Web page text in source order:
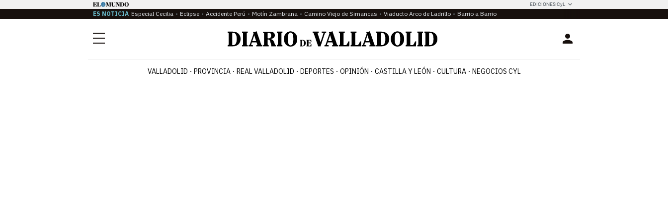
EDICIONES CyL
ES NOTICIA Especial Cecilia Eclipse Accidente Perú Motín Zambrana Camino Viejo de Simancas Viaducto Arco de Ladrillo Barrio a Barrio
Menú Login
VALLADOLID PROVINCIA REAL VALLADOLID DEPORTES OPINIÓN CASTILLA Y LEÓN CULTURA NEGOCIOS CYL